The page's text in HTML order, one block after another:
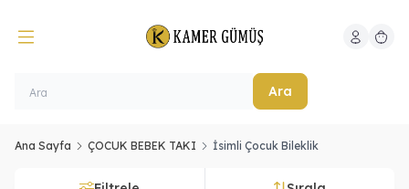
Ara
Hesabım
Ana Sayfa ÇOCUK BEBEK TAKI İsimli Çocuk Bileklik